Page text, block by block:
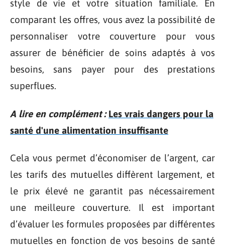
style de vie et votre situation familiale. En
comparant les offres, vous avez la possibilité de
personnaliser votre couverture pour vous
assurer de bénéficier de soins adaptés à vos
besoins, sans payer pour des prestations
superflues.
A lire en complément : Les vrais dangers pour la
santé d'une alimentation insuffisante
Cela vous permet d’économiser de l’argent, car
les tarifs des mutuelles diffèrent largement, et
le prix élevé ne garantit pas nécessairement
une meilleure couverture. Il est important
d’évaluer les formules proposées par différentes
mutuelles en fonction de vos besoins de santé